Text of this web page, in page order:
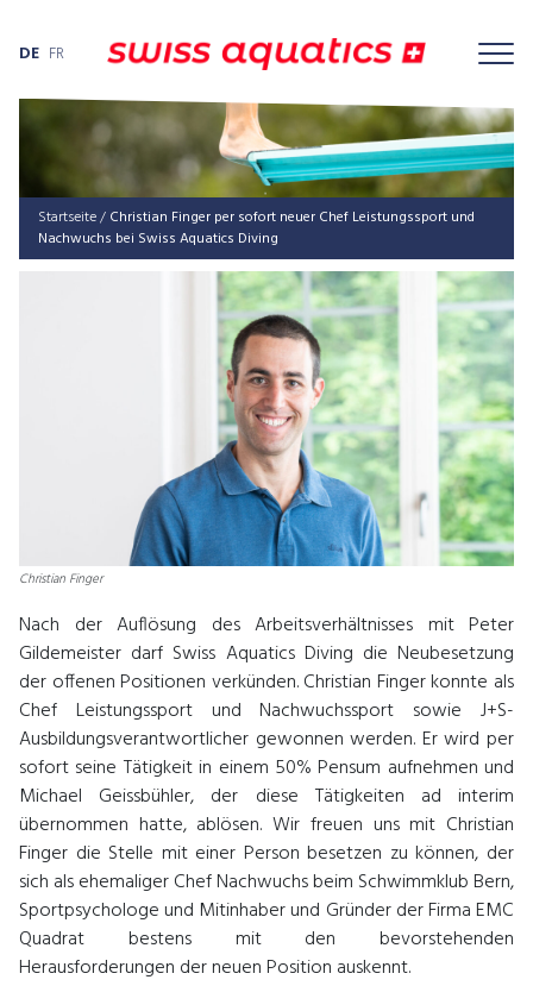
DE FR
Startseite/ Chris­ti­an Fin­ger per sofort neu­er Chef Leis­tungs­sport und
Nach­wuchs bei Swiss Aqua­tics Diving
Christian Finger
Nach der Auflösung des Arbeitsverhältnisses mit Peter
Gildemeister darf Swiss Aquatics Diving die Neubesetzung
der offenen Positionen verkünden. Christian Finger konnte als
Chef Leistungssport und Nachwuchssport sowie J+S-
Ausbildungsverantwortlicher gewonnen werden. Er wird per
sofort seine Tätigkeit in einem 50% Pensum aufnehmen und
Michael Geissbühler, der diese Tätigkeiten ad interim
übernommen hatte, ablösen. Wir freuen uns mit Christian
Finger die Stelle mit einer Person besetzen zu können, der
sich als ehemaliger Chef Nachwuchs beim Schwimmklub Bern,
Sportpsychologe und Mitinhaber und Gründer der Firma EMC
Quadrat bestens mit den bevorstehenden
Herausforderungen der neuen Position auskennt.